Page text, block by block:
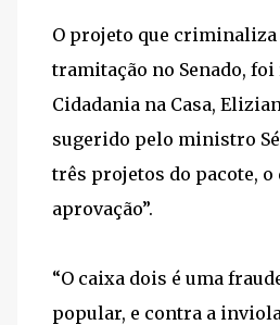
O projeto que criminaliza
tramitação no Senado,
Cidadania na Casa,
sugerido pelo ministro
três projetos do pacote, o
aprovação”.
“O caixa dois é uma
popular, e contra a